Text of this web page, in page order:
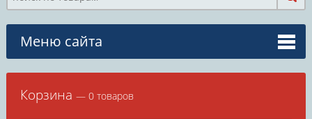
Меню сайта
Корзина — 0 товаров